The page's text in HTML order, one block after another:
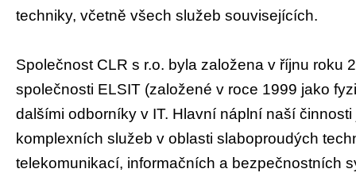
techniky, včetně všech služeb souvisejících.
Společnost CLR s r.o. byla založena v říjnu roku
společnosti ELSIT (založené v roce 1999 jako
dalšími odborníky v IT. Hlavní náplní naší
komplexních služeb v oblasti slaboproudých
telekomunikací, informačních a bezpečnostních